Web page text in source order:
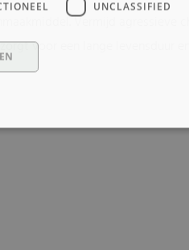
Vermijd agressieve
voor een lange levensduur
UNCLASSIFIED